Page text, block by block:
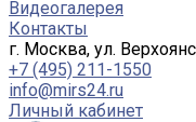
Видеогалерея
Контакты
г. Москва, ул.
+7 (495) 211-1550
info@mirs24.ru
Личный кабинет